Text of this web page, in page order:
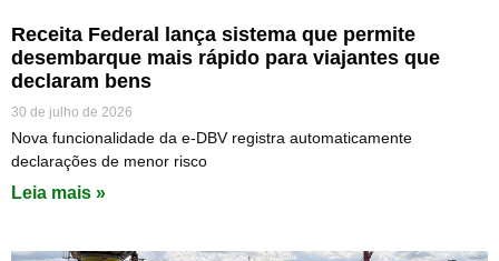
Receita Federal lança sistema que permite
desembarque mais rápido para viajantes que
declaram bens
30 de julho de 2026
Nova funcionalidade da e-DBV registra automaticamente
declarações de menor risco
Leia mais »